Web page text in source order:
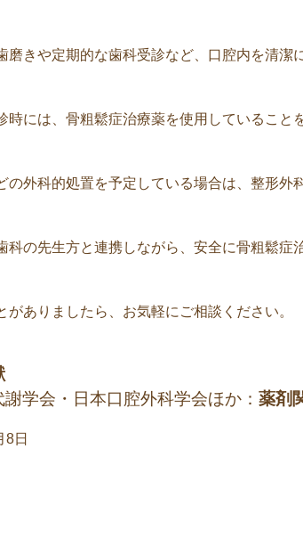
磨きや定期的な歯科受診など、口腔内を清潔
時には、骨粗鬆症治療薬を使用していること
の外科的処置を予定している場合は、整形
科の先生方と連携しながら、安全に骨粗鬆症
がありましたら、お気軽にご相談ください。
謝学会・日本口腔外科学会ほか： 薬剤
8日